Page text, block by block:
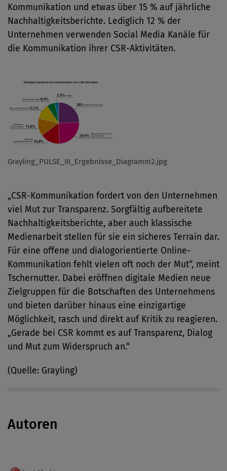
Kommunikation und etwas über 15 % auf jährliche
Nachhaltigkeitsberichte. Lediglich 12 % der
Unternehmen verwenden Social Media Kanäle für
die Kommunikation ihrer CSR-Aktivitäten.
Grayling_PULSE_III_Ergebnisse_Diagramm2.jpg
„CSR-Kommunikation fordert von den Unternehmen
viel Mut zur Transparenz. Sorgfältig aufbereitete
Nachhaltigkeitsberichte, aber auch klassische
Medienarbeit stellen für sie ein sicheres Terrain dar.
Für eine offene und dialogorientierte Online-
Kommunikation fehlt vielen oft noch der Mut“, meint
Tschernutter. Dabei eröffnen digitale Medien neue
Zielgruppen für die Botschaften des Unternehmens
und bieten darüber hinaus eine einzigartige
Möglichkeit, rasch und direkt auf Kritik zu reagieren.
„Gerade bei CSR kommt es auf Transparenz, Dialog
und Mut zum Widerspruch an.“
(Quelle: Grayling)
Autoren